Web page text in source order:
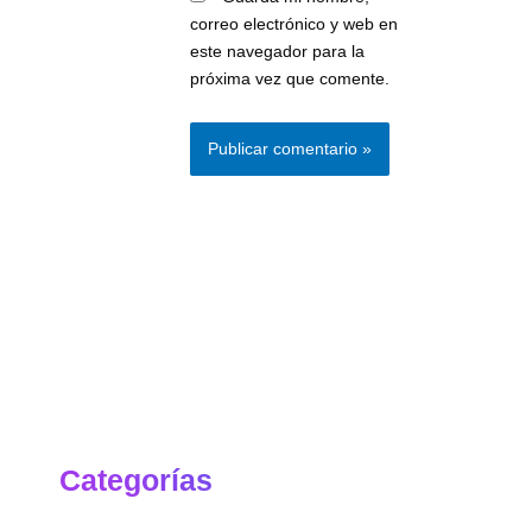
correo electrónico y web en
este navegador para la
próxima vez que comente.
Categorías